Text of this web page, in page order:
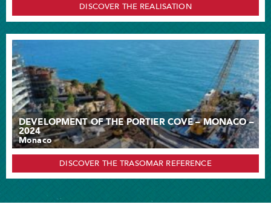
DISCOVER THE REALISATION
DEVELOPMENT OF THE PORTIER COVE – MONACO –
2024
Monaco
DISCOVER THE TRASOMAR REFERENCE